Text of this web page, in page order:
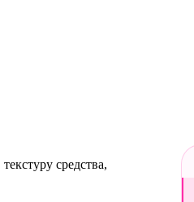
средства,